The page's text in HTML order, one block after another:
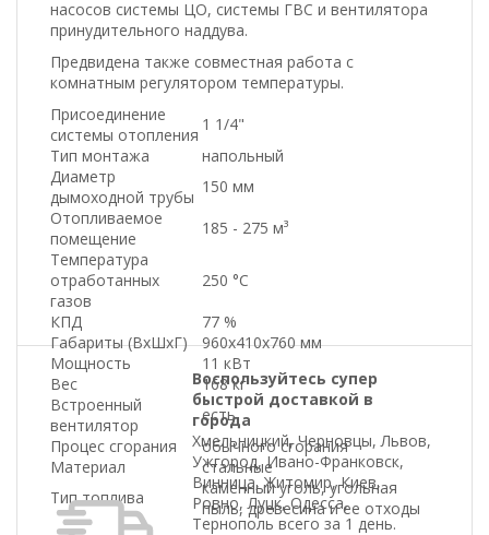
насосов системы ЦО, системы ГВС и вентилятора
принудительного наддува.
Предвидена также совместная работа с
комнатным регулятором температуры.
Присоединение
системы отопления
1 1/4"
Тип монтажа
напольный
Диаметр
дымоходной трубы
150 мм
Отопливаемое
помещение
185 - 275 м³
Температура
отработанных
газов
250 °С
КПД
77 %
Габариты (ВхШхГ)
960х410х760 мм
Мощность
11 кВт
Вес
168 кг
Встроенный
вентилятор
есть
Процес сгорания
обычного сгорания
Материал
стальные
Тип топлива
каменный уголь, угольная
пыль, древесина и ее отходы
Воспользуйтесь супер
быстрой доставкой в
города
Хмельницкий, Черновцы, Львов,
Ужгород, Ивано-Франковск,
Винница, Житомир, Киев,
Ровно, Луцк, Одесса,
Тернополь всего за 1 день.